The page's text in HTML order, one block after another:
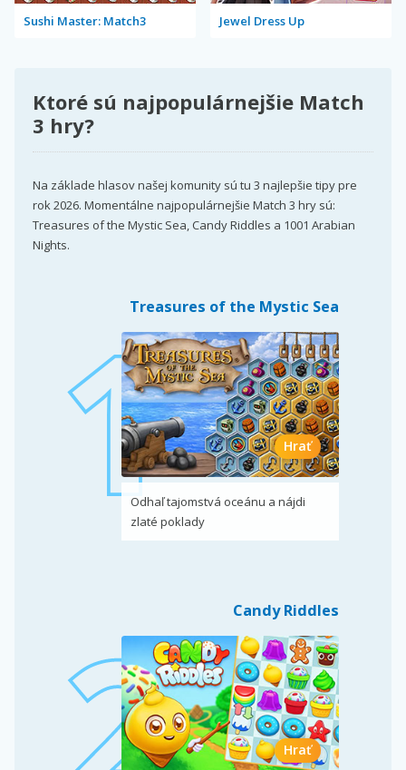
Sushi Master: Match3 Jewel Dress Up
Ktoré sú najpopulárnejšie Match
3 hry?
Na základe hlasov našej komunity sú tu 3 najlepšie tipy pre
rok 2026. Momentálne najpopulárnejšie Match 3 hry sú:
Treasures of the Mystic Sea, Candy Riddles a 1001 Arabian
Nights.
Treasures of the Mystic Sea
Hrať
Odhaľ tajomstvá oceánu a nájdi
zlaté poklady
Candy Riddles
Hrať